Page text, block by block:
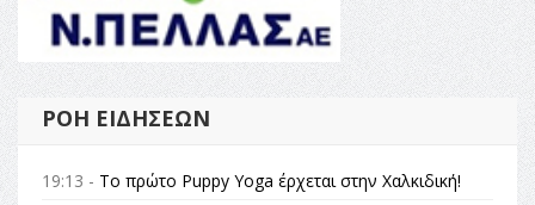
ΡΟΉ ΕΙΔΉΣΕΩΝ
19:13 - Το πρώτο Puppy Yoga έρχεται στην Χαλκιδική!